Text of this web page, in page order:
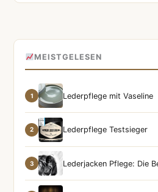
MEISTGELESEN
1 Lederpflege mit Vaseline
2 Lederpflege Testsieger
3 Lederjacken Pflege: Die